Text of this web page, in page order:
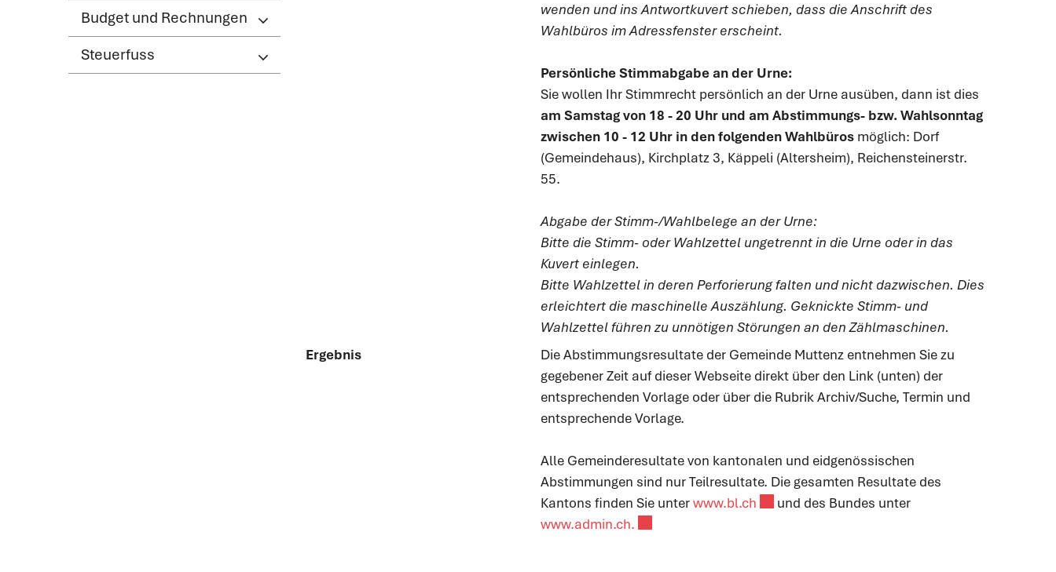
Budget und Rechnungen
Steuerfuss
wenden und ins Antwortkuvert schieben, dass die Anschrift des
Wahlbüros im Adressfenster erscheint.
Persönliche Stimmabgabe an der Urne:
Sie wollen Ihr Stimmrecht persönlich an der Urne ausüben, dann ist dies
am Samstag von 18 - 20 Uhr und am Abstimmungs- bzw. Wahlsonntag
zwischen 10 - 12 Uhr in den folgenden Wahlbüros möglich: Dorf
(Gemeindehaus), Kirchplatz 3, Käppeli (Altersheim), Reichensteinerstr.
55.
Abgabe der Stimm-/Wahlbelege an der Urne:
Bitte die Stimm- oder Wahlzettel ungetrennt in die Urne oder in das
Kuvert einlegen.
Bitte Wahlzettel in deren Perforierung falten und nicht dazwischen. Dies
erleichtert die maschinelle Auszählung. Geknickte Stimm- und
Wahlzettel führen zu unnötigen Störungen an den Zählmaschinen.
Ergebnis
Die Abstimmungsresultate der Gemeinde Muttenz entnehmen Sie zu
gegebener Zeit auf dieser Webseite direkt über den Link (unten) der
entsprechenden Vorlage oder über die Rubrik Archiv/Suche, Termin und
entsprechende Vorlage.
Alle Gemeinderesultate von kantonalen und eidgenössischen
Abstimmungen sind nur Teilresultate. Die gesamten Resultate des
Kantons finden Sie unterwww.bl.chExterner Link wird in einem neuen Fenster
und des Bundes unter
www.admin.ch.Externer Link wird in einem neuen Fenster geöffnet.